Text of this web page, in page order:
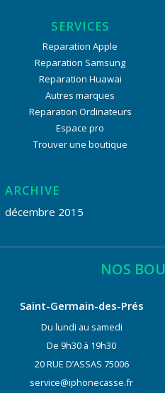
SERVICES
Reparation Apple
Reparation Samsung
Reparation Huawai
Autres marques
Reparation Ordinateurs
Espace pro
Trouver une boutique
ARCHIVE
décembre 2015
NOS
Saint-Germain-des-Prés
Du lundi au samedi
De 9h30 à 19h30
20 RUE D’ASSAS 75006
service@iphonecasse.fr